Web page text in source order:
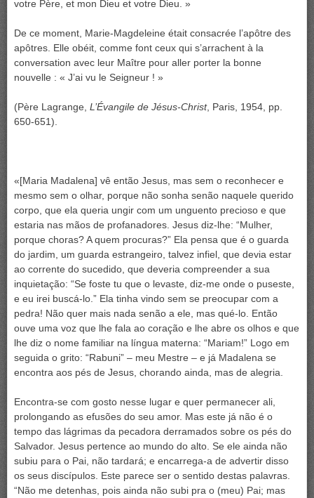
votre Père, et mon Dieu et votre Dieu. »
De ce moment, Marie-Magdeleine était consacrée l’apôtre des
apôtres. Elle obéit, comme font ceux qui s’arrachent à la
conversation avec leur Maître pour aller porter la bonne
nouvelle : « J’ai vu le Seigneur ! »
(Père Lagrange, L’Évangile de Jésus-Christ, Paris, 1954, pp.
650-651).
«[Maria Madalena] vê então Jesus, mas sem o reconhecer e
mesmo sem o olhar, porque não sonha senão naquele querido
corpo, que ela queria ungir com um unguento precioso e que
estaria nas mãos de profanadores. Jesus diz-lhe: “Mulher,
porque choras? A quem procuras?” Ela pensa que é o guarda
do jardim, um guarda estrangeiro, talvez infiel, que devia estar
ao corrente do sucedido, que deveria compreender a sua
inquietação: “Se foste tu que o levaste, diz-me onde o puseste,
e eu irei buscá-lo.” Ela tinha vindo sem se preocupar com a
pedra! Não quer mais nada senão a ele, mas qué-lo. Então
ouve uma voz que lhe fala ao coração e lhe abre os olhos e que
lhe diz o nome familiar na língua materna: “Mariam!” Logo em
seguida o grito: “Rabuni” – meu Mestre – e já Madalena se
encontra aos pés de Jesus, chorando ainda, mas de alegria.
Encontra-se com gosto nesse lugar e quer permanecer ali,
prolongando as efusões do seu amor. Mas este já não é o
tempo das lágrimas da pecadora derramados sobre os pés do
Salvador. Jesus pertence ao mundo do alto. Se ele ainda não
subiu para o Pai, não tardará; e encarrega-a de advertir disso
os seus discípulos. Este parece ser o sentido destas palavras.
“Não me detenhas, pois ainda não subi pra o (meu) Pai; mas